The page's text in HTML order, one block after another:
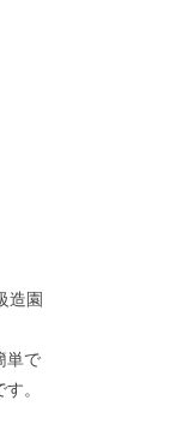
造園
単で
。